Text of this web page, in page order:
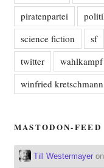
piratenpartei
science fiction
sf
twitter
wahlkampf
winfried kretschmann
MASTODON-FEED
Till Westermayeron